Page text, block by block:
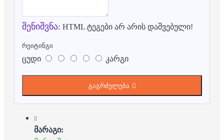
შენიშვნა: HTML ტეგები არ არის დაშვებული!
რეიტინგი
ცუდი კარგი
გაგრძელება
მარაგი: